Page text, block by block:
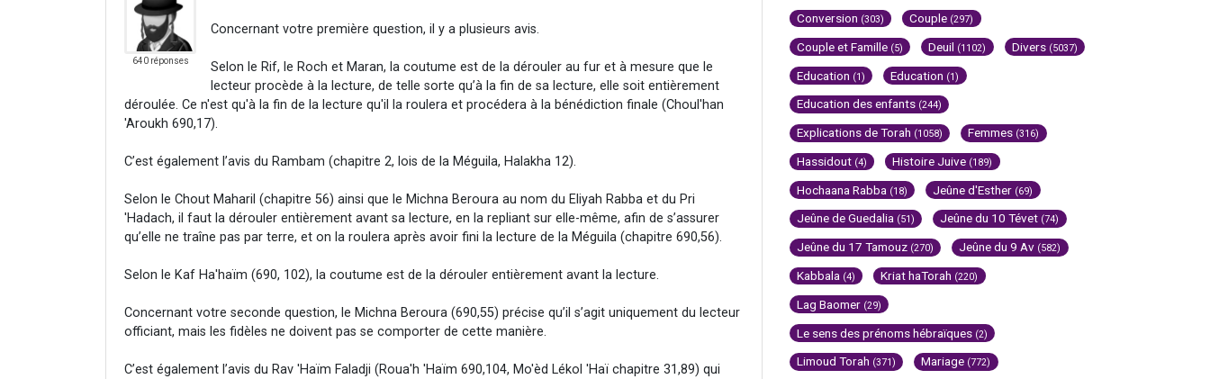
640 réponses
Concernant votre première question, il y a plusieurs avis.
Selon le Rif, le Roch et Maran, la coutume est de la dérouler au fur et à mesure que le
lecteur procède à la lecture, de telle sorte qu’à la fin de sa lecture, elle soit entièrement
déroulée. Ce n'est qu'à la fin de la lecture qu'il la roulera et procédera à la bénédiction finale (Choul'han
'Aroukh 690,17).
C’est également l’avis du Rambam (chapitre 2, lois de la Méguila, Halakha 12).
Selon le Chout Maharil (chapitre 56) ainsi que le Michna Beroura au nom du Eliyah Rabba et du Pri
'Hadach, il faut la dérouler entièrement avant sa lecture, en la repliant sur elle-même, afin de s’assurer
qu’elle ne traîne pas par terre, et on la roulera après avoir fini la lecture de la Méguila (chapitre 690,56).
Selon le Kaf Ha'haïm (690, 102), la coutume est de la dérouler entièrement avant la lecture.
Concernant votre seconde question, le Michna Beroura (690,55) précise qu’il s’agit uniquement du lecteur
officiant, mais les fidèles ne doivent pas se comporter de cette manière.
C’est également l’avis du Rav 'Haïm Faladji (Roua'h 'Haïm 690,104, Mo'èd Lékol 'Haï chapitre 31,89) qui
Conversion (303) Couple (297)
Couple et Famille (5) Deuil (1102) Divers (5037)
Education (1) Education (1)
Education des enfants (244)
Explications de Torah (1058) Femmes (316)
Hassidout (4) Histoire Juive (189)
Hochaana Rabba (18) Jeûne d'Esther (69)
Jeûne de Guedalia (51) Jeûne du 10 Tévet (74)
Jeûne du 17 Tamouz (270) Jeûne du 9 Av (582)
Kabbala (4) Kriat haTorah (220)
Lag Baomer (29)
Le sens des prénoms hébraïques (2)
Limoud Torah (371) Mariage (772)